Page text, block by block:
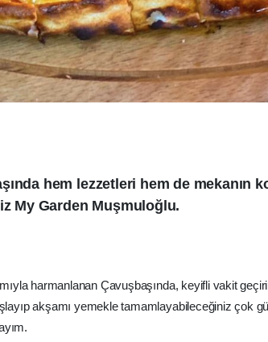
hem lezzetleri hem de mekanın
My Garden Muşmuloğlu.
harmanlanan Çavuşbaşında, keyifli vakit
akşamı yemekle tamamlayabileceğiniz çok